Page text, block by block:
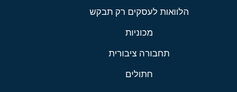
הלוואות לעסקים רק תבקש
מכוניות
תחבורה ציבורית
חתולים